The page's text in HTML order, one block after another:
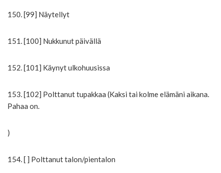
150. [99] Näytellyt
151. [100] Nukkunut päivällä
152. [101] Käynyt ulkohuusissa
153. [102] Polttanut tupakkaa (Kaksi tai kolme elämäni aikana.
Pahaa on.
)
154. [ ] Polttanut talon/pientalon